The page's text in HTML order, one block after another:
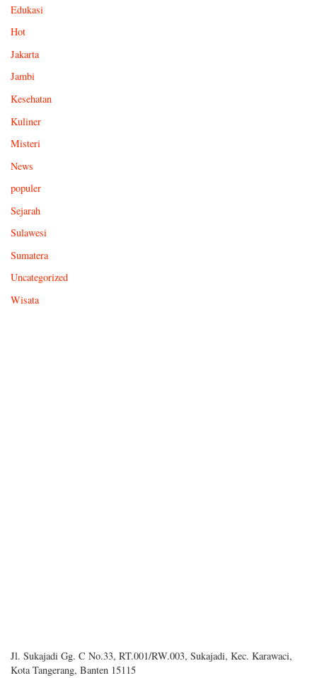
Edukasi
Hot
Jakarta
Jambi
Kesehatan
Kuliner
Misteri
News
populer
Sejarah
Sulawesi
Sumatera
Uncategorized
Wisata
Jl. Sukajadi Gg. C No.33, RT.001/RW.003, Sukajadi, Kec. Karawaci,
Kota Tangerang, Banten 15115